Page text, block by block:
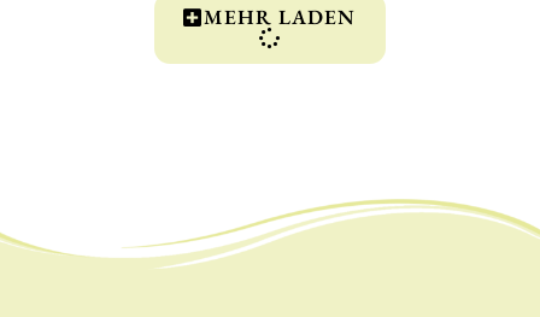
MEHR LADEN